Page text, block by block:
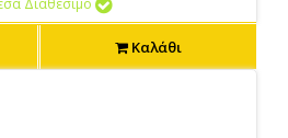
Διαθέσιμο
Καλάθι